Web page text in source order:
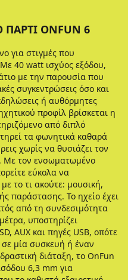
ONFUN 6
για στιγμές που
40 watt ισχύος εξόδου,
με την παρουσία που
συγκεντρώσεις όσο και
ή αυθόρμητες
προφίλ βρίσκεται η
από διπλό
τα φωνητικά καθαρά
χωρίς να θυσιάζει τον
Με τον ενσωματωμένο
εύκολα να
το τι ακούτε: μουσική,
παράστασης. Το ηχείο έχει
από τη συνδεσιμότητα
υποστηρίζει
AUX και πηγές USB, οπότε
σε μία συσκευή ή έναν
διάταξη, το OnFun
6,3 mm για